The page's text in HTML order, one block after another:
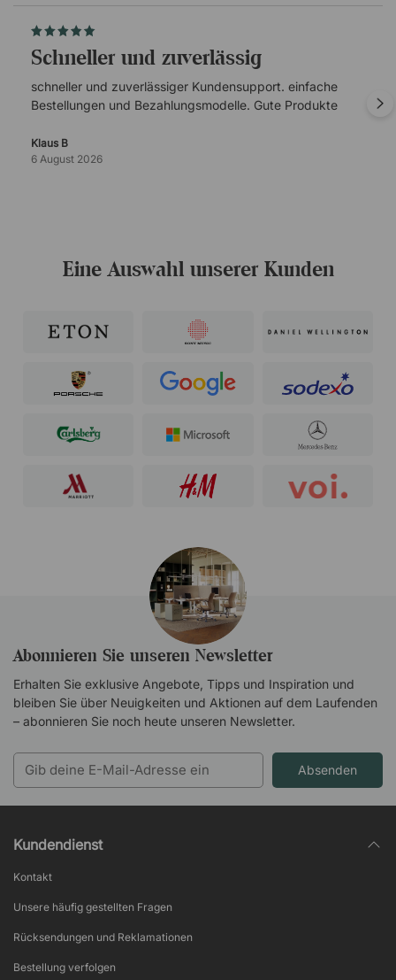
schneller und zuverlässig
schneller und zuverlässiger Kundensupport. einfache
Bestellungen und Bezahlungsmodelle. Gute Produkte
Klaus B
6 August 2026
Eine Auswahl unserer Kunden
Abonnieren Sie unseren Newsletter
Erhalten Sie exklusive Angebote, Tipps und Inspiration und
bleiben Sie über Neuigkeiten und Aktionen auf dem Laufenden
– abonnieren Sie noch heute unseren Newsletter.
Absenden
Kundendienst
Kontakt
Unsere häufig gestellten Fragen
Rücksendungen und Reklamationen
Bestellung verfolgen